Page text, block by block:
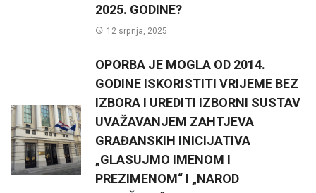
2025. GODINE?
12 srpnja, 2025
OPORBA JE MOGLA OD 2014.
GODINE ISKORISTITI VRIJEME BEZ
IZBORA I UREDITI IZBORNI SUSTAV
UVAŽAVANJEM ZAHTJEVA
GRAĐANSKIH INICIJATIVA
„GLASUJMO IMENOM I
PREZIMENOM“ I „NAROD